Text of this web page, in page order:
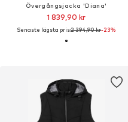
Övergångsjacka 'Diana'
1 839,90 kr
Senaste lägsta pris:2 394,90 kr-23%